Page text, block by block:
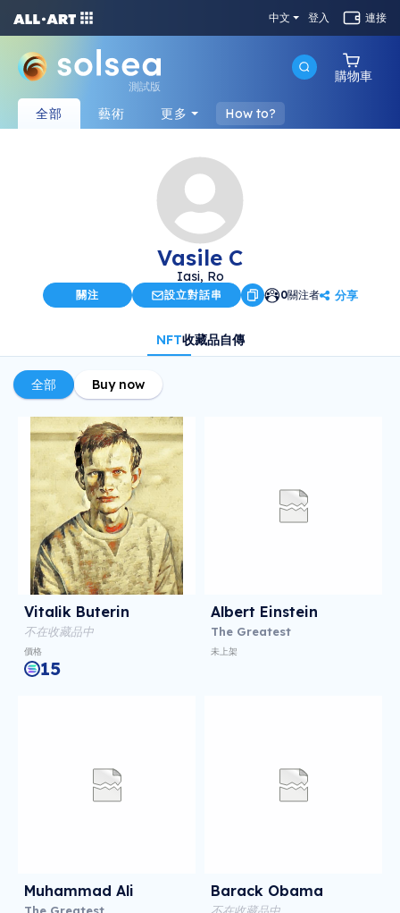
中文 登入 連接
測試版
購物車
全部 藝術 更多 How to?
Vasile C
Iasi, Ro
關注 設立對話串 0關注者 分享
NFT收藏品自傳
全部 Buy now
Vitalik Buterin
不在收藏品中
價格
15
Albert Einstein
The Greatest
未上架
Muhammad Ali Barack Obama